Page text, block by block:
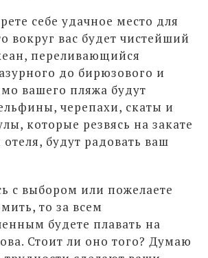
себе удачное место для
вокруг вас будет чистейший
переливающийся
до бирюзового и
вашего пляжа будут
черепахи, скаты и
которые резвясь на закате
будут радовать ваш
с выбором или пожелаете
то за всем
будете плавать на
Стоит ли оно того? Думаю